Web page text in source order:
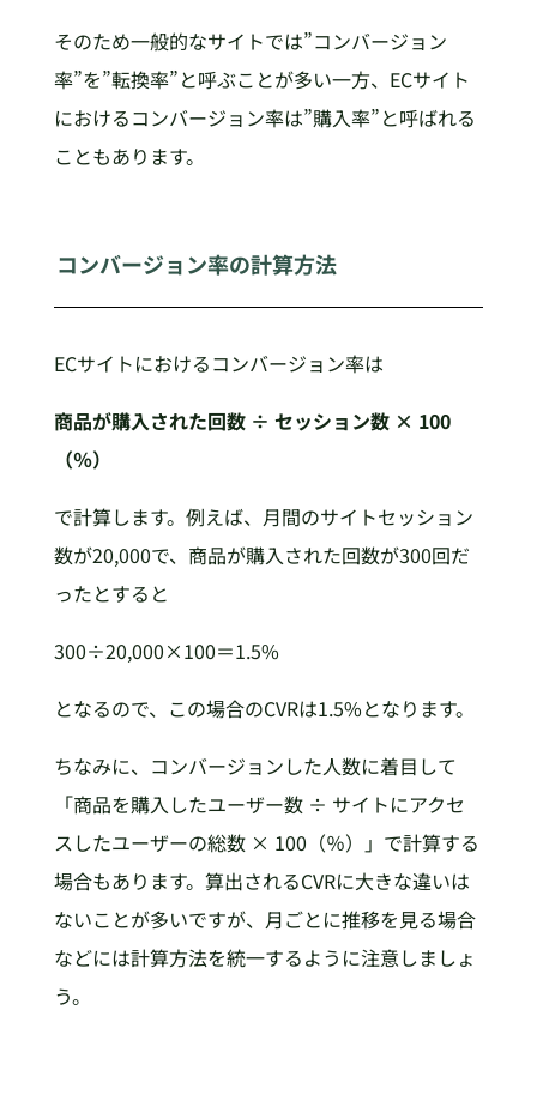
そのため一般的なサイトでは”コンバージョン
率”を”転換率”と呼ぶことが多い一方、ECサイト
におけるコンバージョン率は”購入率”と呼ばれる
こともあります。
コンバージョン率の計算方法
ECサイトにおけるコンバージョン率は
商品が購入された回数 ÷ セッション数 × 100
（％）
で計算します。例えば、月間のサイトセッション
数が20,000で、商品が購入された回数が300回だ
ったとすると
300÷20,000×100＝1.5%
となるので、この場合のCVRは1.5%となります。
ちなみに、コンバージョンした人数に着目して
「商品を購入したユーザー数 ÷ サイトにアクセ
スしたユーザーの総数 × 100（％）」で計算する
場合もあります。算出されるCVRに大きな違いは
ないことが多いですが、月ごとに推移を見る場合
などには計算方法を統一するように注意しましょ
う。